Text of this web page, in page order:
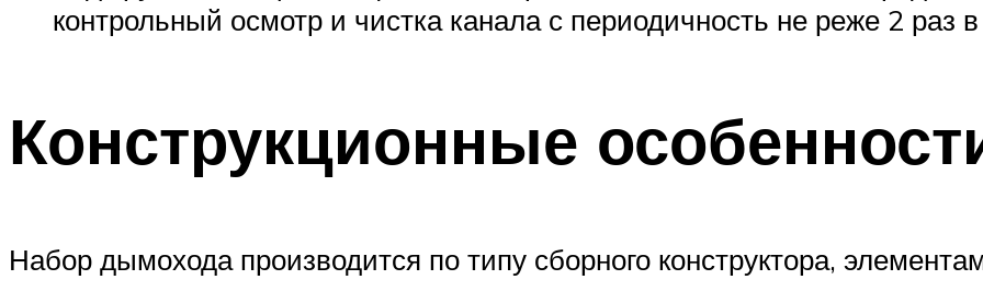
контрольный осмотр и чистка канала с периодичность не реже 2 раз в
Конструкционные
Набор дымохода производится по типу сборного конструктора,